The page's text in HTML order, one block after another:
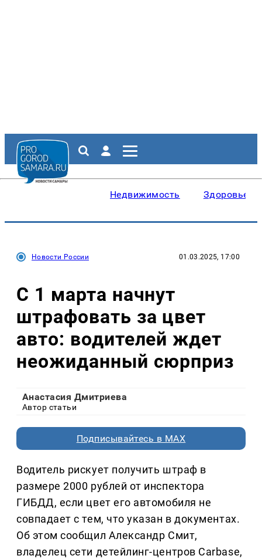
Недвижимость Здоровье
Новости России 01.03.2025, 17:00
С 1 марта начнут
штрафовать за цвет
авто: водителей ждет
неожиданный сюрприз
Анастасия Дмитриева
Автор статьи
Подписывайтесь в MAX
Водитель рискует получить штраф в
размере 2000 рублей от инспектора
ГИБДД, если цвет его автомобиля не
совпадает с тем, что указан в документах.
Об этом сообщил Александр Смит,
владелец сети детейлинг-центров Carbase,